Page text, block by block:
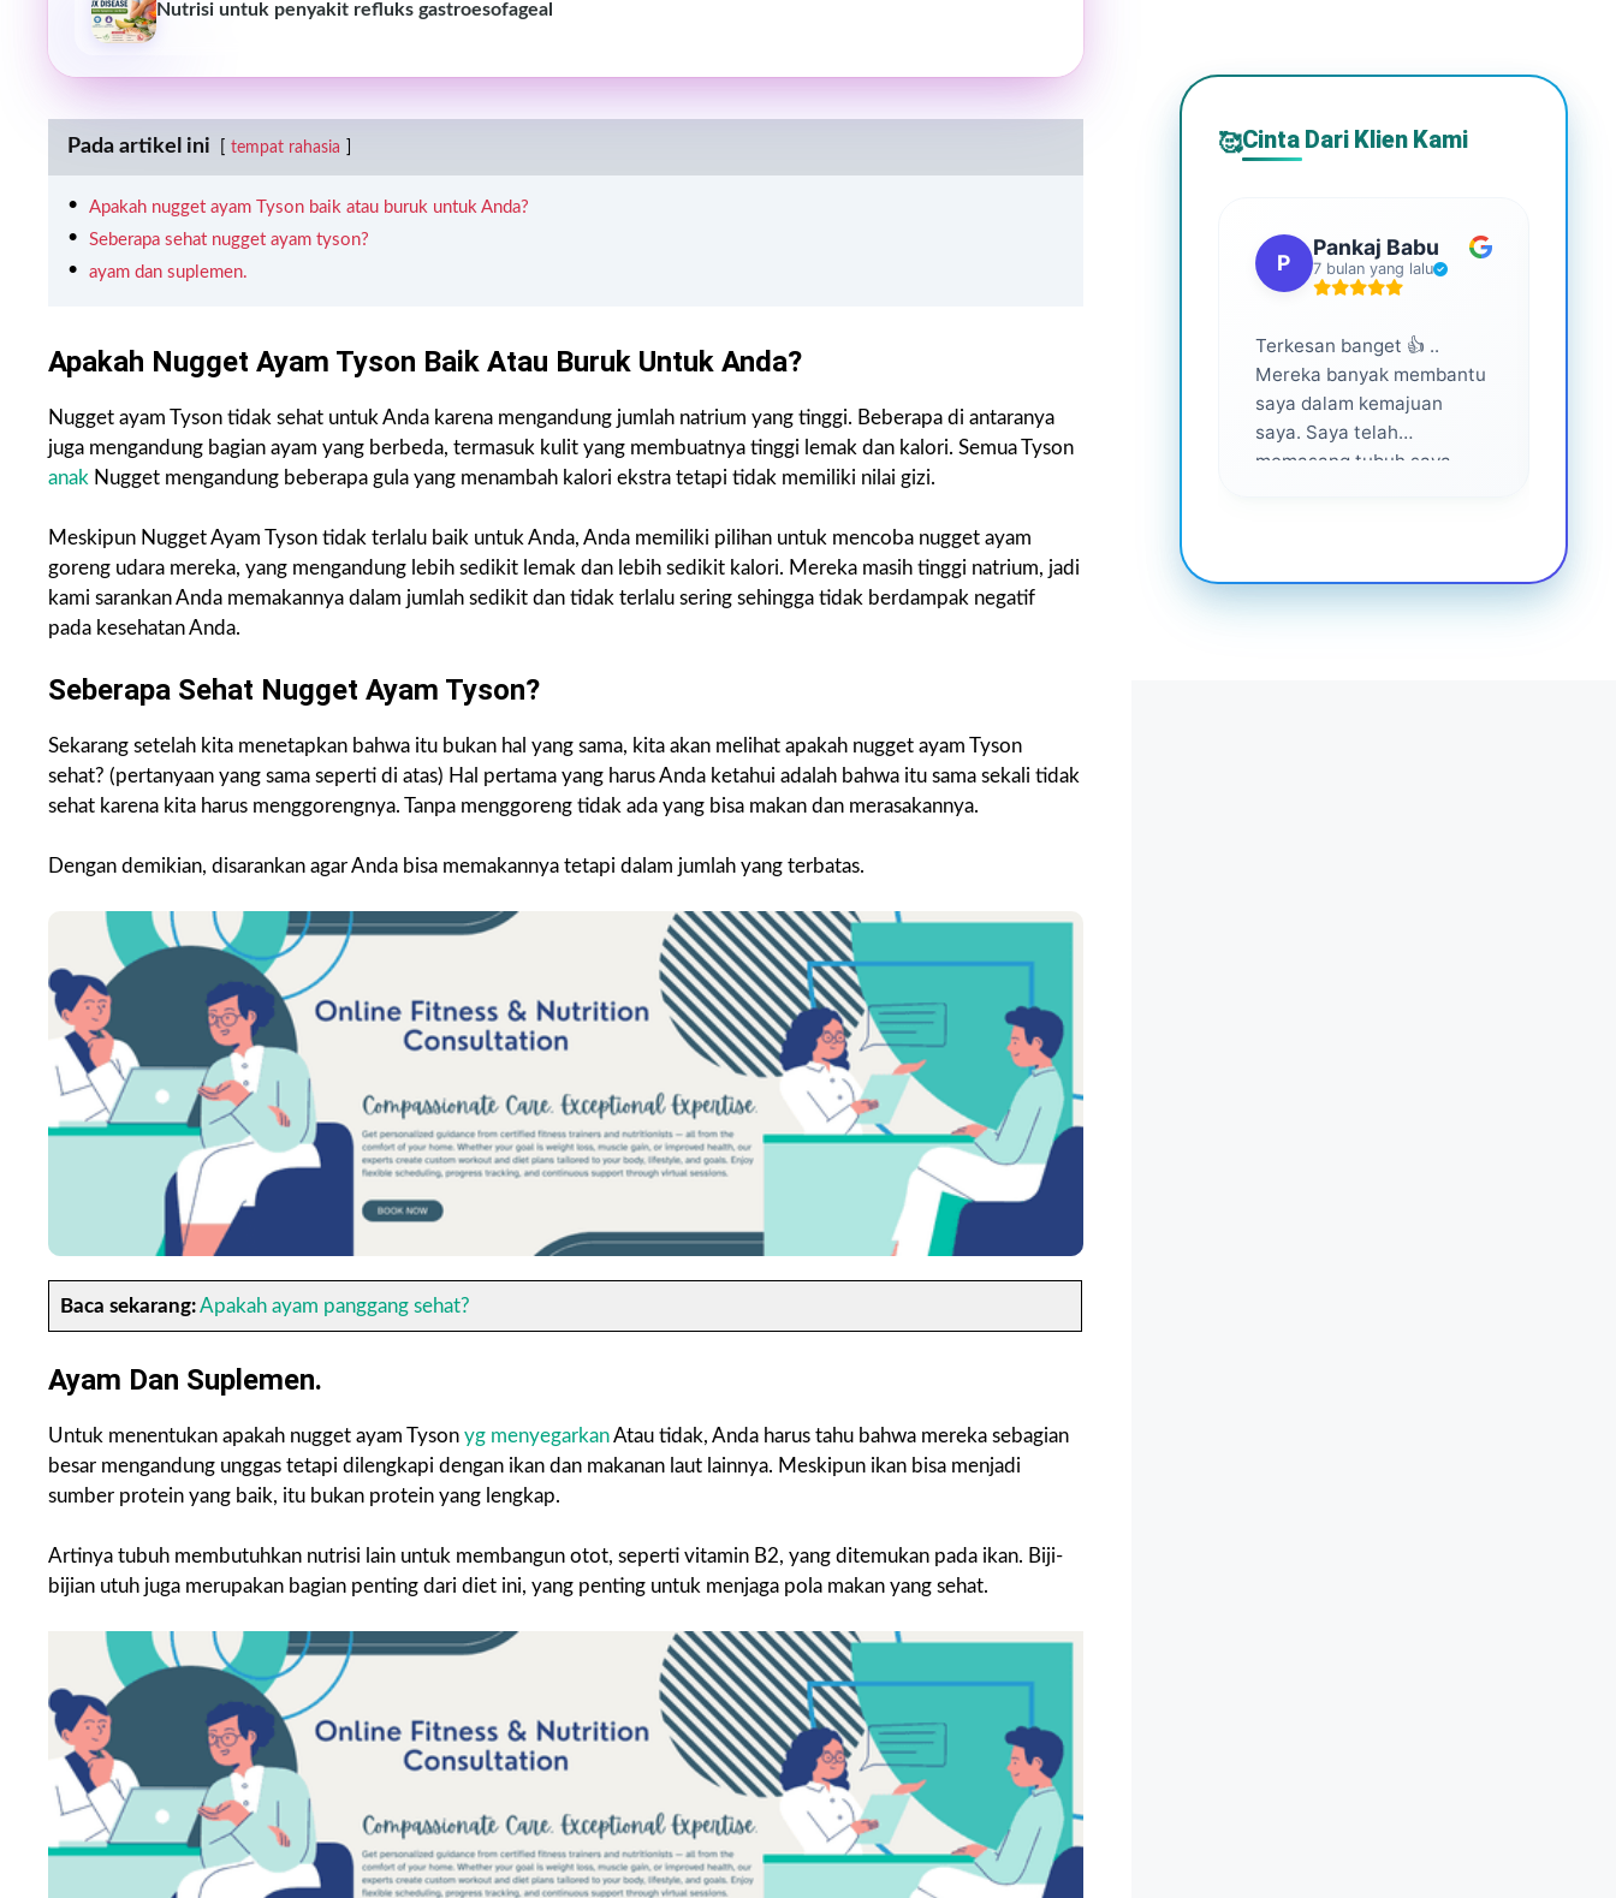
Nutrisi untuk penyakit refluks gastroesofageal
Pada artikel ini tempat rahasia
Apakah nugget ayam Tyson baik atau buruk untuk Anda?
Seberapa sehat nugget ayam tyson?
ayam dan suplemen.
Apakah Nugget Ayam Tyson Baik Atau Buruk Untuk Anda?
Nugget ayam Tyson tidak sehat untuk Anda karena mengandung jumlah natrium yang tinggi. Beberapa di antaranya
juga mengandung bagian ayam yang berbeda, termasuk kulit yang membuatnya tinggi lemak dan kalori. Semua Tyson
anak Nugget mengandung beberapa gula yang menambah kalori ekstra tetapi tidak memiliki nilai gizi.
Meskipun Nugget Ayam Tyson tidak terlalu baik untuk Anda, Anda memiliki pilihan untuk mencoba nugget ayam
goreng udara mereka, yang mengandung lebih sedikit lemak dan lebih sedikit kalori. Mereka masih tinggi natrium, jadi
kami sarankan Anda memakannya dalam jumlah sedikit dan tidak terlalu sering sehingga tidak berdampak negatif
pada kesehatan Anda.
Seberapa Sehat Nugget Ayam Tyson?
Sekarang setelah kita menetapkan bahwa itu bukan hal yang sama, kita akan melihat apakah nugget ayam Tyson
sehat? (pertanyaan yang sama seperti di atas) Hal pertama yang harus Anda ketahui adalah bahwa itu sama sekali tidak
sehat karena kita harus menggorengnya. Tanpa menggoreng tidak ada yang bisa makan dan merasakannya.
Dengan demikian, disarankan agar Anda bisa memakannya tetapi dalam jumlah yang terbatas.
Baca sekarang: Apakah ayam panggang sehat?
Ayam Dan Suplemen.
Untuk menentukan apakah nugget ayam Tyson yg menyegarkanAtau tidak, Anda harus tahu bahwa mereka sebagian
besar mengandung unggas tetapi dilengkapi dengan ikan dan makanan laut lainnya. Meskipun ikan bisa menjadi
sumber protein yang baik, itu bukan protein yang lengkap.
Artinya tubuh membutuhkan nutrisi lain untuk membangun otot, seperti vitamin B2, yang ditemukan pada ikan. Biji-
bijian utuh juga merupakan bagian penting dari diet ini, yang penting untuk menjaga pola makan yang sehat.
🥰Cinta Dari Klien Kami
P
Pankaj Babu
7 bulan yang lalu
Terkesan banget 👍 ..
Mereka banyak membantu
saya dalam kemajuan
saya. Saya telah
memasang tubuh saya
dari mereka 💕